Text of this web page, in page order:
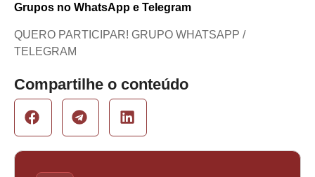
Grupos no WhatsApp e Telegram
QUERO PARTICIPAR! GRUPO WHATSAPP /
TELEGRAM
Compartilhe o conteúdo